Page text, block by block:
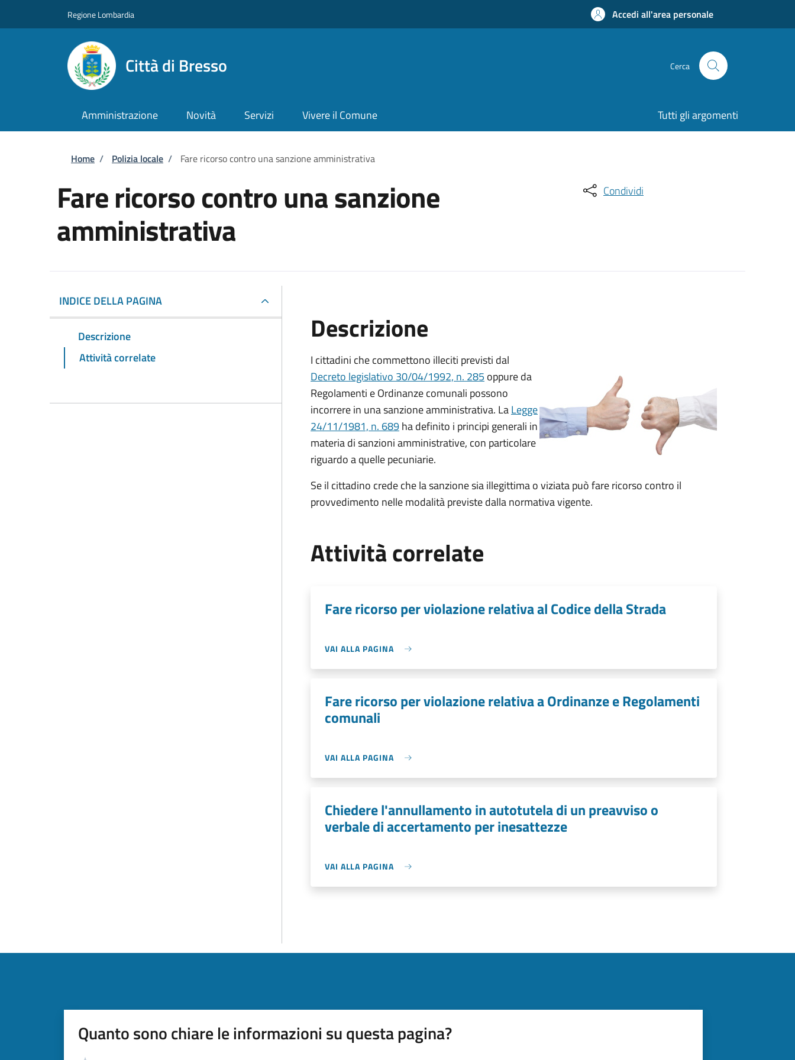
Regione Lombardia Accedi all'area personale
Città di Bresso Cerca
Amministrazione Novità Servizi Vivere il Comune Tutti gli argomenti
Briciole di pane
Home / Polizia locale / Fare ricorso contro una sanzione amministrativa
Fare ricorso contro una sanzione
amministrativa
Condividi
INDICE DELLA PAGINA
Descrizione
Attività correlate
Descrizione
I cittadini che commettono illeciti previsti dal
Decreto legislativo 30/04/1992, n. 285 oppure da
Regolamenti e Ordinanze comunali possono
incorrere in una sanzione amministrativa. LaLegge
24/11/1981, n. 689ha definito i principi generali in
materia di sanzioni amministrative, con particolare
riguardo a quelle pecuniarie.
Se il cittadino crede che la sanzione sia illegittima o viziata può fare ricorso contro il
provvedimento nelle modalità previstedalla normativa vigente.
Attività correlate
Fare ricorso per violazione relativa al Codice della Strada
VAI ALLA PAGINA
Fare ricorso per violazione relativa a Ordinanze e Regolamenti
comunali
VAI ALLA PAGINA
Chiedere l'annullamento in autotutela di un preavviso o
verbale di accertamento per inesattezze
VAI ALLA PAGINA
Quanto sono chiare le informazioni su questa pagina?